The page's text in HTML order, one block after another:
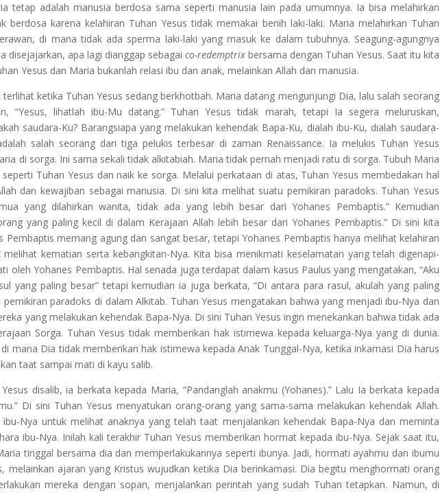
tetap adalah manusia berdosa sama seperti manusia lain pada umumnya. Ia bisa melahirkan
berdosa karena kelahiran Tuhan Yesus tidak memakai benih laki-laki. Maria melahirkan Tuhan
di mana tidak ada sperma laki-laki yang masuk ke dalam tubuhnya. Seagung-agungnya
disejajarkan, apa lagi dianggap sebagai co-redemptrixbersama dengan Tuhan Yesus. Saat itu kita
Yesus dan Maria bukanlah relasi ibu dan anak, melainkan Allah dan manusia.
terlihat ketika Tuhan Yesus sedang berkhotbah. Maria datang mengunjungi Dia, lalu salah seorang
“Yesus, lihatlah ibu-Mu datang.” Tuhan Yesus tidak marah, tetapi Ia segera meluruskan,
saudara-Ku? Barangsiapa yang melakukan kehendak Bapa-Ku, dialah ibu-Ku, dialah saudara-
salah seorang dari tiga pelukis terbesar di zaman Renaissance. Ia melukis Tuhan Yesus
di sorga. Ini sama sekali tidak alkitabiah. Maria tidak pernah menjadi ratu di sorga. Tubuh Maria
Tuhan Yesus dan naik ke sorga. Melalui perkataan di atas, Tuhan Yesus membedakan hal
dan kewajiban sebagai manusia. Di sini kita melihat suatu pemikiran paradoks. Tuhan Yesus
yang dilahirkan wanita, tidak ada yang lebih besar dari Yohanes Pembaptis.” Kemudian
yang paling kecil di dalam Kerajaan Allah lebih besar dari Yohanes Pembaptis.” Di sini kita
Pembaptis memang agung dan sangat besar, tetapi Yohanes Pembaptis hanya melihat kelahiran
melihat kematian serta kebangkitan-Nya. Kita bisa menikmati keselamatan yang telah digenapi-
oleh Yohanes Pembaptis. Hal senada juga terdapat dalam kasus Paulus yang mengatakan, “Aku
yang paling besar” tetapi kemudian ia juga berkata, “Di antara para rasul, akulah yang paling
pemikiran paradoks di dalam Alkitab. Tuhan Yesus mengatakan bahwa yang menjadi ibu-Nya dan
yang melakukan kehendak Bapa-Nya. Di sini Tuhan Yesus ingin menekankan bahwa tidak ada
Sorga. Tuhan Yesus tidak memberikan hak istimewa kepada keluarga-Nya yang di dunia.
mana Dia tidak memberikan hak istimewa kepada Anak Tunggal-Nya, ketika inkarnasi Dia harus
taat sampai mati di kayu salib.
disalib, ia berkata kepada Maria, “Pandanglah anakmu (Yohanes).” Lalu Ia berkata kepada
Di sini Tuhan Yesus menyatukan orang-orang yang sama-sama melakukan kehendak Allah.
Nya untuk melihat anaknya yang telah taat menjalankan kehendak Bapa-Nya dan meminta
ibu-Nya. Inilah kali terakhir Tuhan Yesus memberikan hormat kepada ibu-Nya. Sejak saat itu,
tinggal bersama dia dan memperlakukannya seperti ibunya. Jadi, hormati ayahmu dan ibumu
melainkan ajaran yang Kristus wujudkan ketika Dia berinkarnasi. Dia begitu menghormati orang
mereka dengan sopan, menjalankan perintah yang sudah Tuhan tetapkan. Namun, di